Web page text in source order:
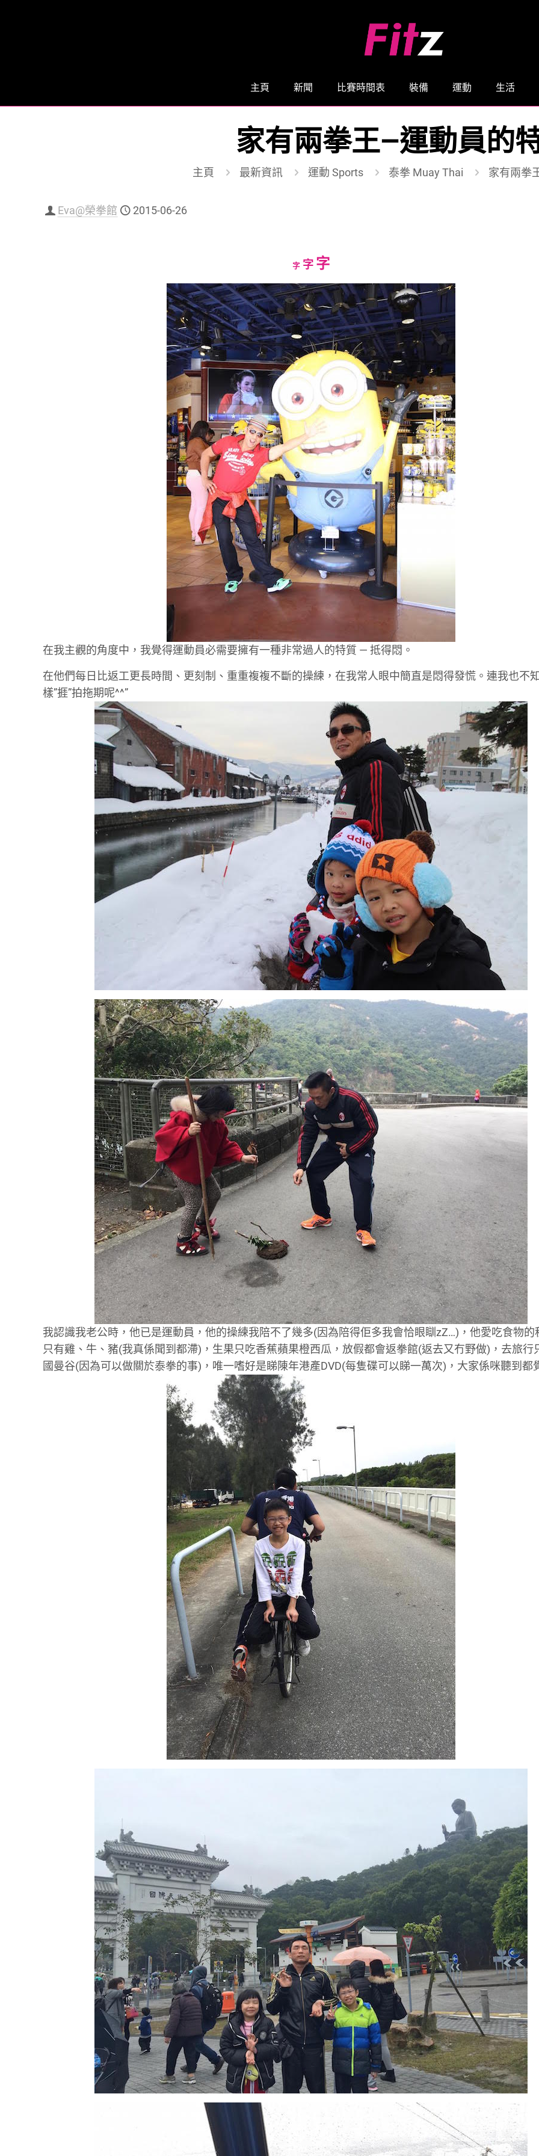
主頁 新聞 比賽時間表 裝備 運動 生活
家有兩拳王—運動員的
主頁 最新資訊 運動 Sports 泰拳 Muay Thai 家有兩拳
Eva@榮拳館 2015-06-26
字Decrease
size.
字Reset
size.
字Increase
font
size.
在我主觀的角度中，我覺得運動員必需要擁有一種非常過人的特質 — 抵得悶。
在他們每日比返工更長時間、更刻制、重重複複不斷的操練，在我常人眼中簡直是悶得發慌。連我也不
樣”捱”拍拖期呢^^”
我認識我老公時，他已是運動員，他的操練我陪不了幾多(因為陪得佢多我會恰眼瞓zZ…)，他愛吃食物的
只有雞、牛、豬(我真係聞到都滯)，生果只吃香蕉蘋果橙西瓜，放假都會返拳館(返去又冇野做)，去旅行
國曼谷(因為可以做關於泰拳的事)，唯一嗜好是睇陳年港產DVD(每隻碟可以睇一萬次)，大家係咪聽到都